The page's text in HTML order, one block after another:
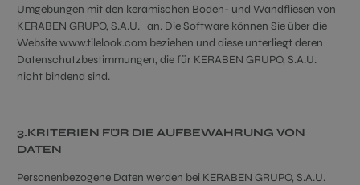
Umgebungen mit den keramischen Boden- und Wandfliesen von
KERABEN GRUPO, S.A.U. an. Die Software können Sie über die
Website www.tilelook.com beziehen und diese unterliegt deren
Datenschutzbestimmungen, die für KERABEN GRUPO, S.A.U.
nicht bindend sind.
3.KRITERIEN FÜR DIE AUFBEWAHRUNG VON
DATEN
Personenbezogene Daten werden bei KERABEN GRUPO, S.A.U.